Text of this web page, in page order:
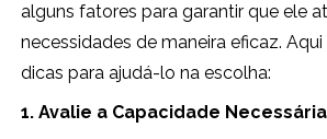
alguns fatores para garantir que ele
necessidades de maneira eficaz.
dicas para ajudá-lo na escolha:
1. Avalie a Capacidade Necessária